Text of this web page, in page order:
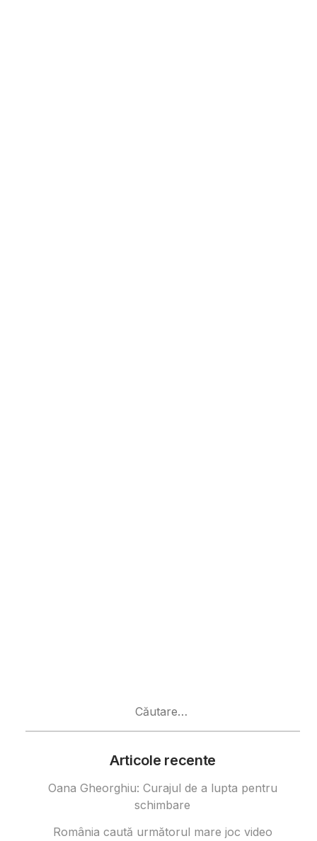
Articole recente
Oana Gheorghiu: Curajul de a lupta pentru
schimbare
România caută următorul mare joc video